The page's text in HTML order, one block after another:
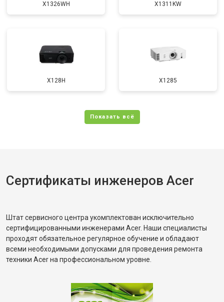
X1326WH X1311KW
X128H X1285
Сертификаты инженеров Acer
Штат сервисного центра укомплектован исключительно
сертифицированными инженерами Acer. Наши специалисты
проходят обязательное регулярное обучение и обладают
всеми необходимыми допусками для проведения ремонта
техники Acer на профессиональном уровне.